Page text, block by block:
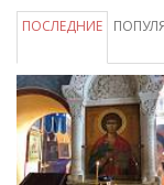
ПОСЛЕДНИЕ